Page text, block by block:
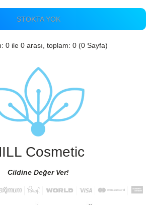
STOKTA YOK
0 ile 0 arası, toplam: 0 (0 Sayfa)
Cosmetic
Cildine Değer Ver!